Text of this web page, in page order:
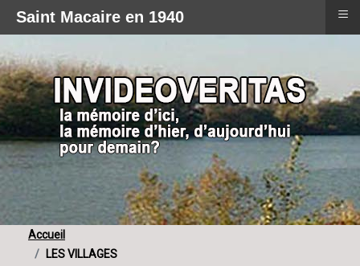
Accueil
LES VILLAGES
Saint Macaire en 1940 ≡